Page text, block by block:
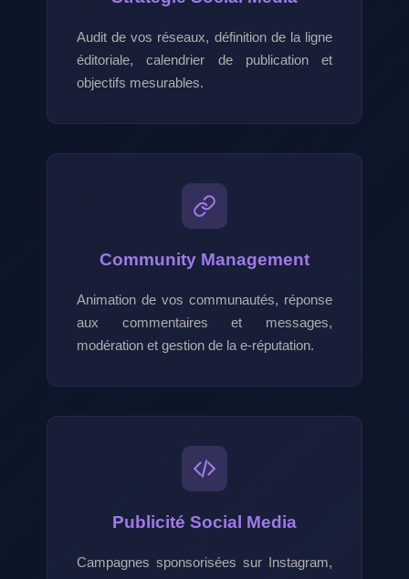
Audit de vos réseaux, définition de la ligne
éditoriale, calendrier de publication et
objectifs mesurables.
Community Management
Animation de vos communautés, réponse
aux commentaires et messages,
modération et gestion de la e-réputation.
Publicité Social Media
Campagnes sponsorisées sur Instagram,